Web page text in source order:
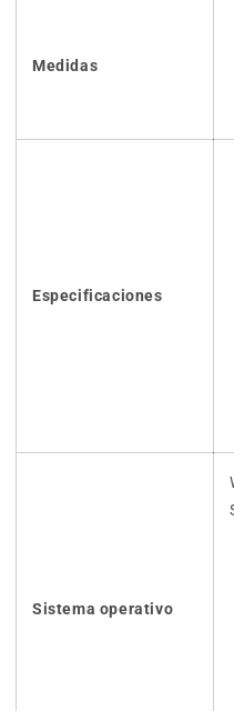
Medidas
Especificaciones
Sistema operativo